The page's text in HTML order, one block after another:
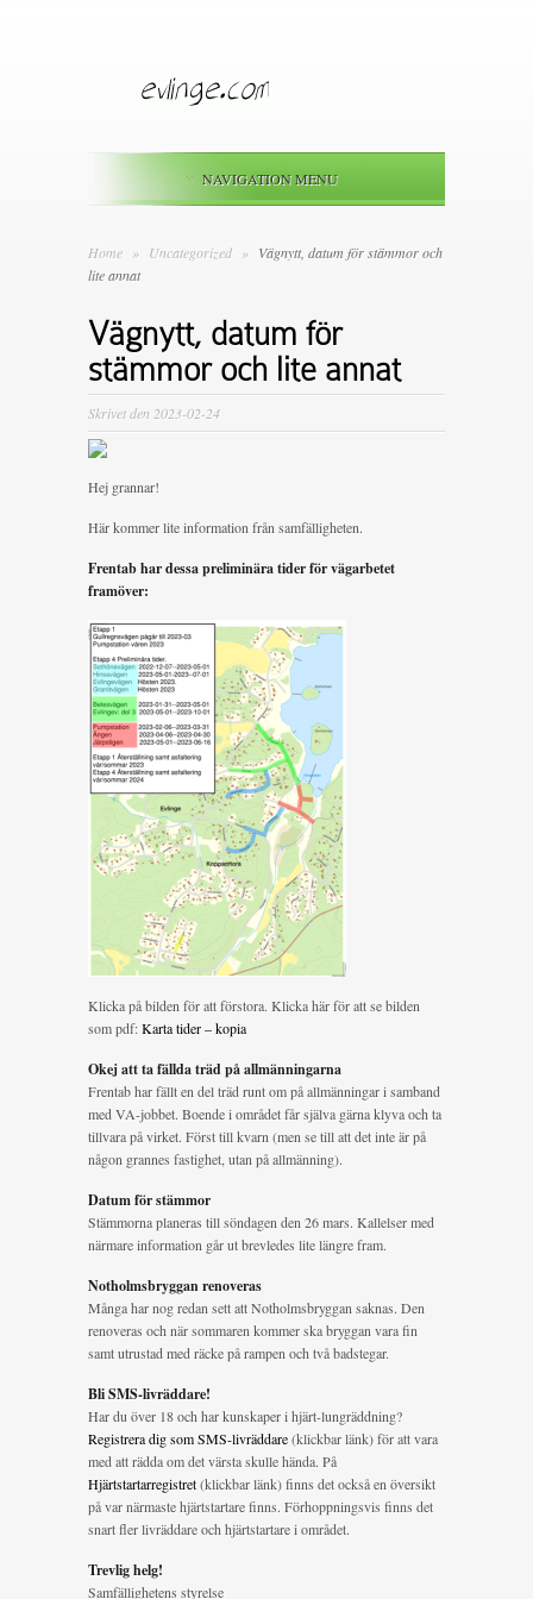
NAVIGATION MENU
Home » Uncategorized » Vägnytt, datum för stämmor och
lite annat
Vägnytt, datum för
stämmor och lite annat
Skrivet den 2023-02-24
Hej grannar!
Här kommer lite information från samfälligheten.
Frentab har dessa preliminära tider för vägarbetet
framöver:
Klicka på bilden för att förstora. Klicka här för att se bilden
som pdf:Karta tider – kopia
Okej att ta fällda träd på allmänningarna
Frentab har fällt en del träd runt om på allmänningar i samband
med VA-jobbet. Boende i området får själva gärna klyva och ta
tillvara på virket. Först till kvarn (men se till att det inte är på
någon grannes fastighet, utan på allmänning).
Datum för stämmor
Stämmorna planeras till söndagen den 26 mars. Kallelser med
närmare information går ut brevledes lite längre fram.
Notholmsbryggan renoveras
Många har nog redan sett att Notholmsbryggan saknas. Den
renoveras och när sommaren kommer ska bryggan vara fin
samt utrustad med räcke på rampen och två badstegar.
Bli SMS-livräddare!
Har du över 18 och har kunskaper i hjärt-lungräddning?
Registrera dig som SMS-livräddare(klickbar länk) för att vara
med att rädda om det värsta skulle hända. På
Hjärtstartarregistret(klickbar länk) finns det också en översikt
på var närmaste hjärtstartare finns. Förhoppningsvis finns det
snart fler livräddare och hjärtstartare i området.
Trevlig helg!
Samfällighetens styrelse